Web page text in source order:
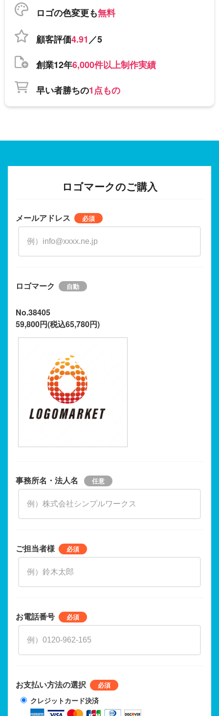
ロゴの色変更も無料
顧客評価4.91／5
創業12年6,000件以上制作実績
早い者勝ちの1点もの
ロゴマークのご購入
メールアドレス
ロゴマーク
No.38405
59,800円(税込65,780円)
事務所名・法人名
ご担当者様
お電話番号
お支払い方法の選択
クレジットカード決済